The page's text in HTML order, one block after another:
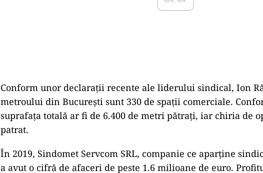
Conform unor declarații recente ale liderului sindical, Ion
metroului din București sunt 330 de spații comerciale.
suprafața totală ar fi de 6.400 de metri pătrați, iar chiria de
patrat.
În 2019, Sindomet Servcom SRL, companie ce aparține
a avut o cifră de afaceri de peste 1.6 milioane de euro.